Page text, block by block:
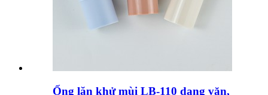
Ống lăn khử mùi LB-110 dạng vặn,